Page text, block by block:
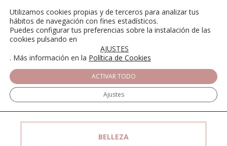
BELLEZA
Utilizamos cookies propias y de terceros para analizar tus
hábitos de navegación con fines estadísticos.
Puedes configurar tus preferencias sobre la instalación de las
cookies pulsando en
AJUSTES
. Más información en la Política de Cookies
ACTIVAR TODO
Ajustes